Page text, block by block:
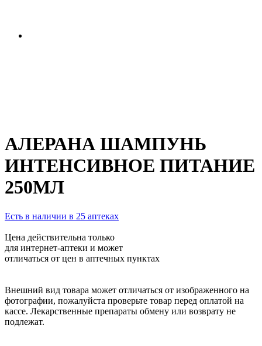
АЛЕРАНА ШАМПУНЬ
ИНТЕНСИВНОЕ ПИТАНИЕ
250МЛ
Есть в наличии в 25 аптеках
Цена действительна только
для интернет-аптеки и может
отличаться от цен в аптечных пунктах
Внешний вид товара может отличаться от изображенного на
фотографии, пожалуйста проверьте товар перед оплатой на
кассе. Лекарственные препараты обмену или возврату не
подлежат.